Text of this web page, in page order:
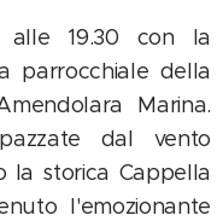
19.30 con la
parrocchiale della
Marina.
dal vento
la storica Cappella
l'emozionante